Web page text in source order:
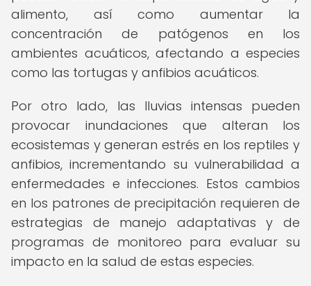
alimento, así como aumentar la
concentración de patógenos en los
ambientes acuáticos, afectando a especies
como las tortugas y anfibios acuáticos.
Por otro lado, las lluvias intensas pueden
provocar inundaciones que alteran los
ecosistemas y generan estrés en los reptiles y
anfibios, incrementando su vulnerabilidad a
enfermedades e infecciones. Estos cambios
en los patrones de precipitación requieren de
estrategias de manejo adaptativas y de
programas de monitoreo para evaluar su
impacto en la salud de estas especies.